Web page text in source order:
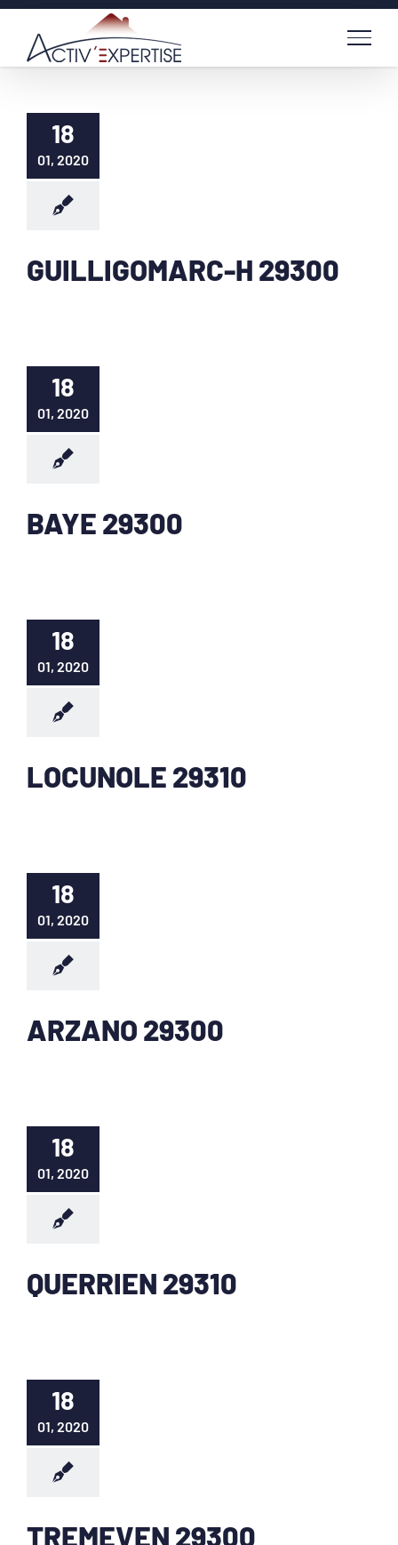
Passer
contenu
18
01, 2020
GUILLIGOMARC-H 29300
18
01, 2020
BAYE 29300
18
01, 2020
LOCUNOLE 29310
18
01, 2020
ARZANO 29300
18
01, 2020
QUERRIEN 29310
18
01, 2020
TREMEVEN 29300